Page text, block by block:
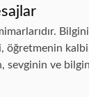
öğretmenin
sevginin ve